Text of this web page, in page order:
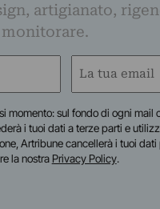
artigianato,
Email
momento: sul fondo di ogni mail
i tuoi dati a terze parti e
Artribune cancellerà i tuoi
la nostra Privacy Policy.